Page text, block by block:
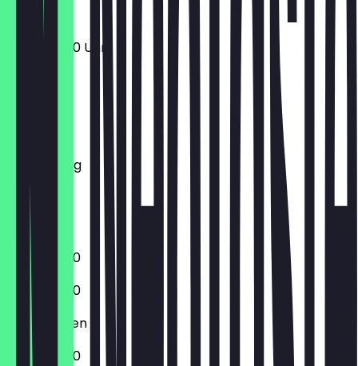
10:00 - 18:00 Uhr
Donnerstag
Freitag
Samstag
Sonntag
10:00 - 18:00
10:00 - 18:00
Geschlossen
10:00 - 18:00